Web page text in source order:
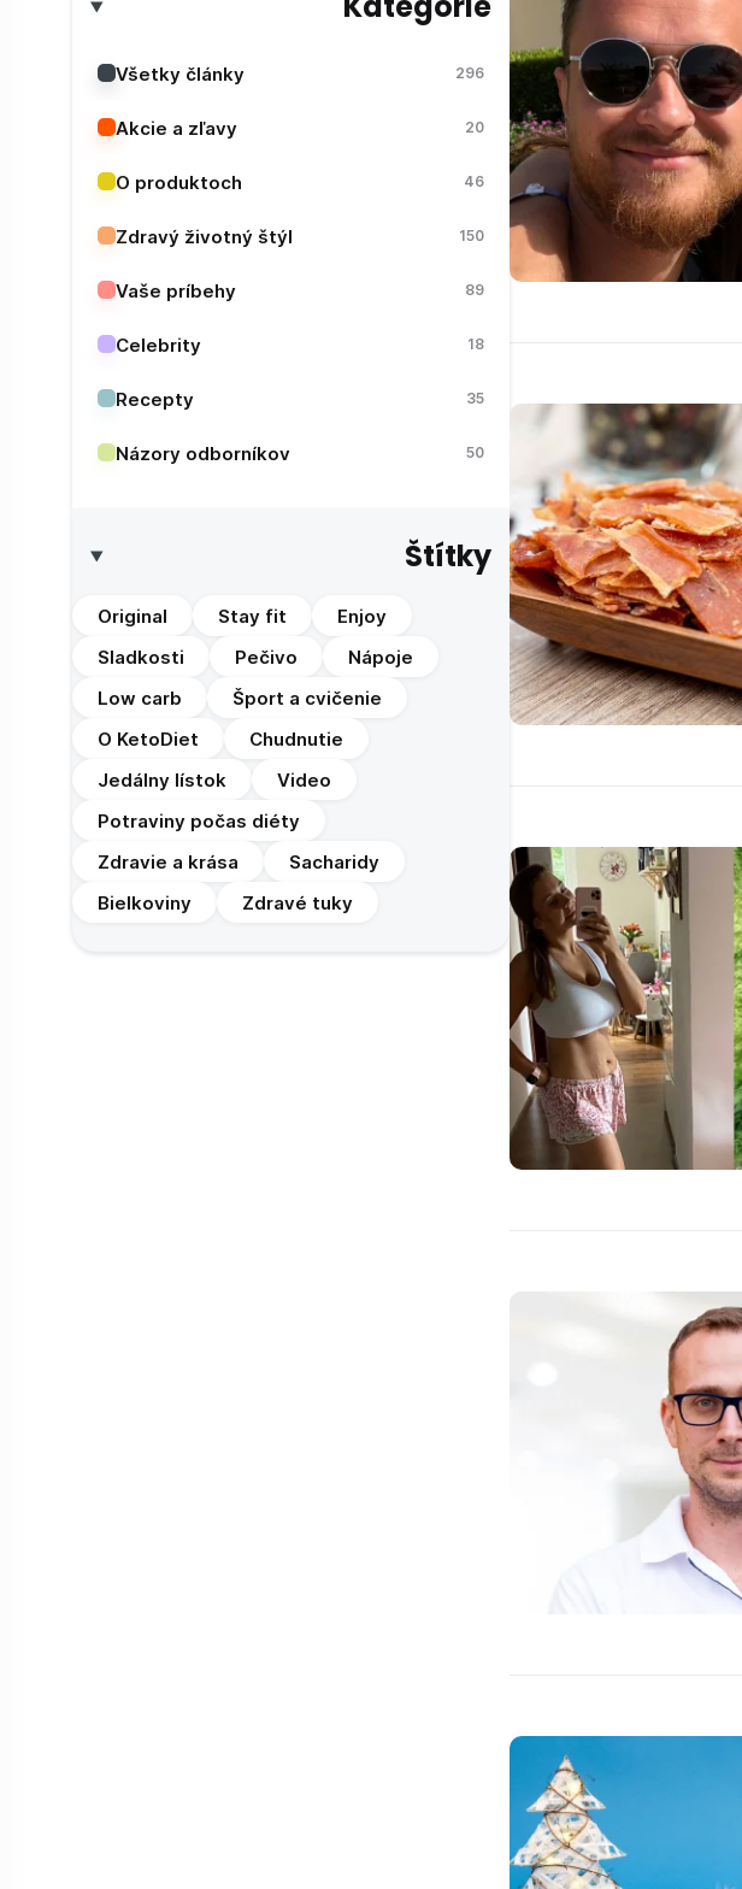
Všetky články 296
Akcie a zľavy 20
O produktoch 46
Zdravý životný štýl 150
Vaše príbehy 89
Celebrity 18
Recepty 35
Názory odborníkov 50
Štítky
Original Stay fit
Enjoy
Sladkosti
Pečivo
Nápoje
Low carb
Šport a cvičenie
O KetoDiet
Chudnutie
Jedálny lístok
Video
Potraviny počas diéty
Zdravie a krása
Sacharidy
Bielkoviny
Zdravé tuky